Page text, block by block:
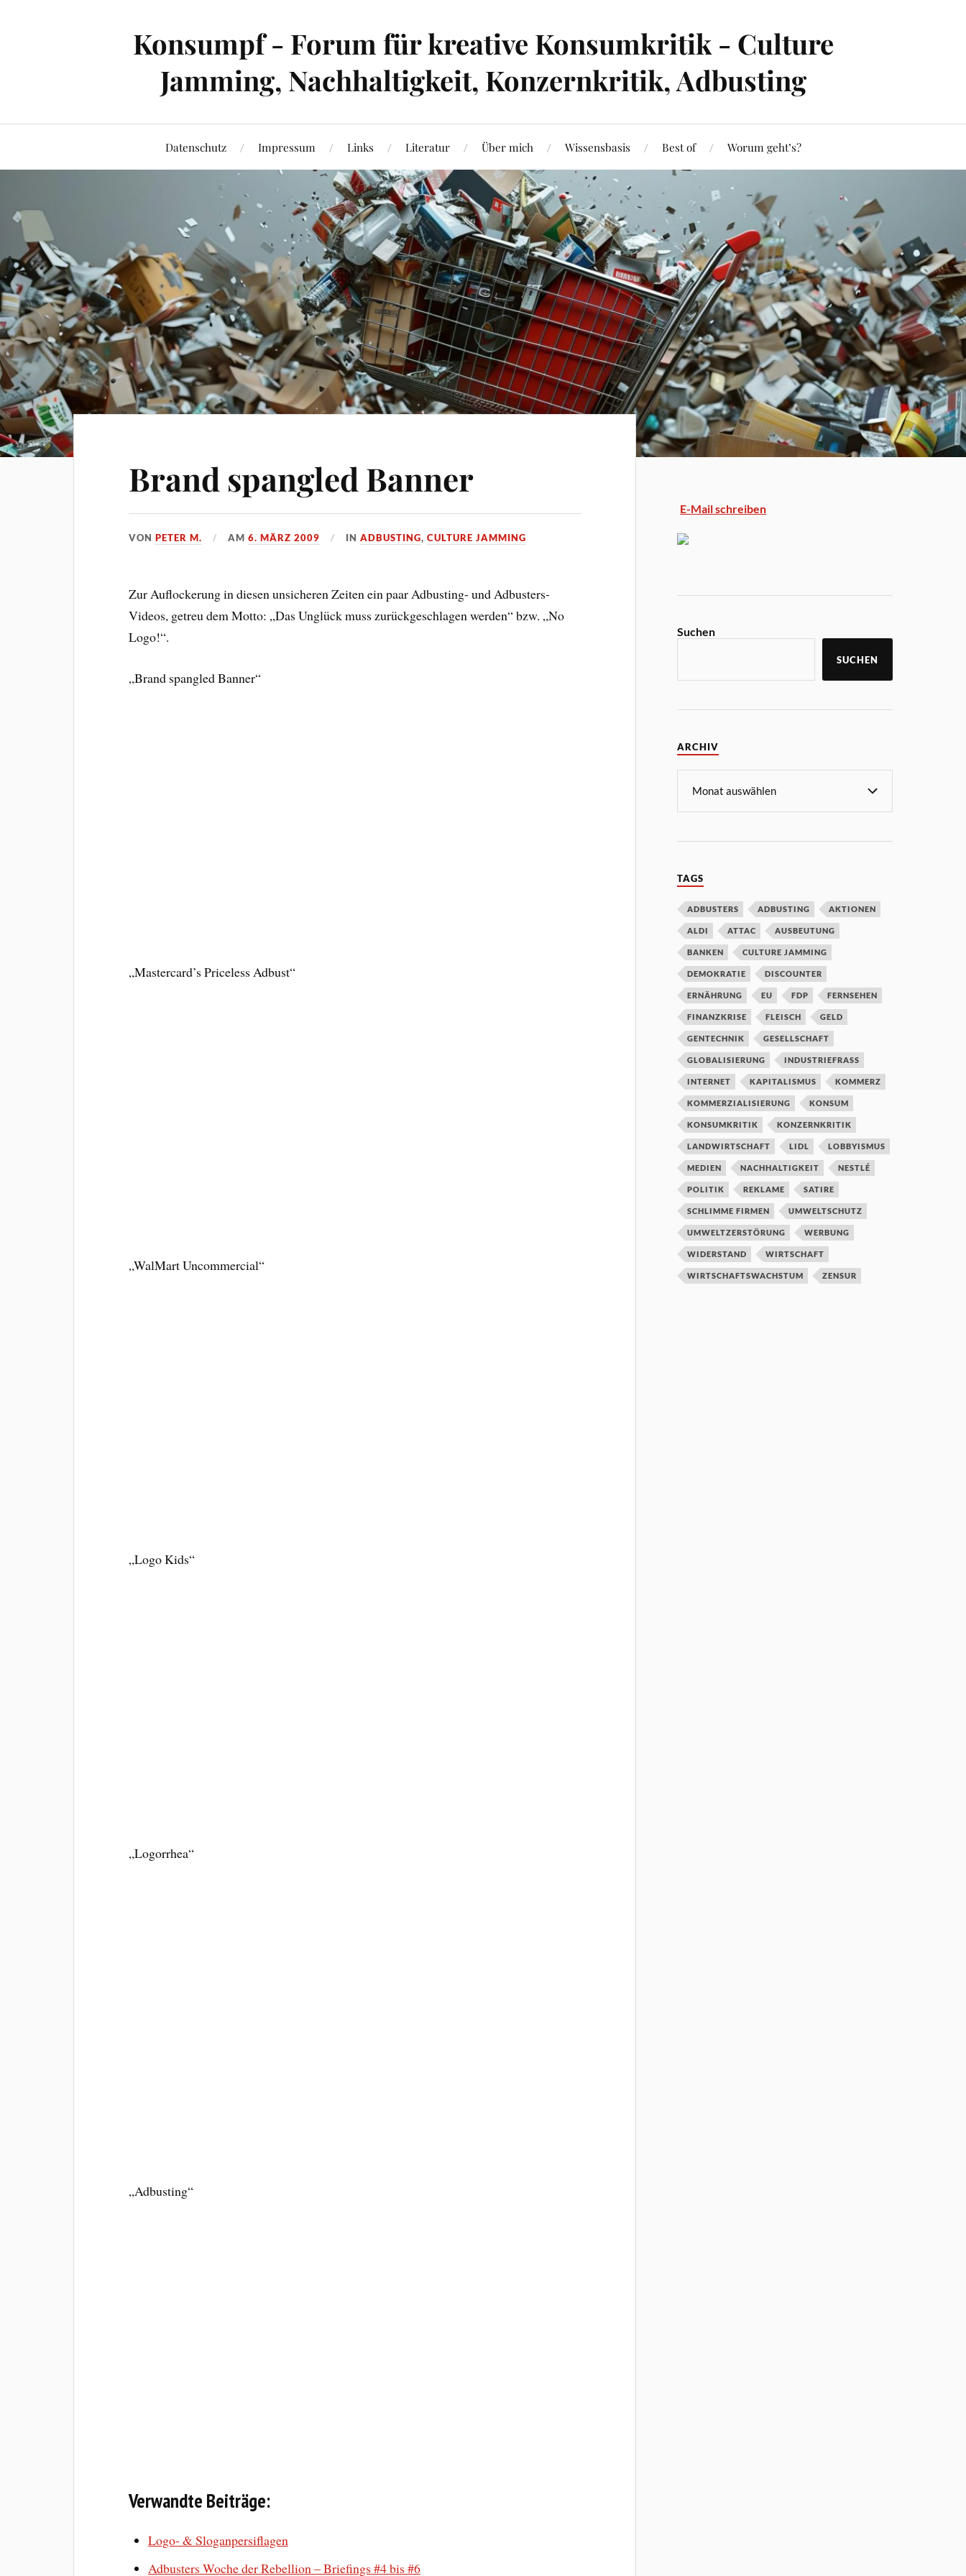
Konsumpf - Forum für kreative Konsumkritik - Culture
Jamming, Nachhaltigkeit, Konzernkritik, Adbusting
Datenschutz Impressum Links Literatur Über mich Wissensbasis Best of Worum geht’s?
Brand spangled Banner
VONPETER M. AM6. MÄRZ 2009 INADBUSTING,CULTURE JAMMING
Zur Auflockerung in diesen unsicheren Zeiten ein paar Adbusting- und Adbusters-
Videos, getreu dem Motto: „Das Unglück muss zurückgeschlagen werden“ bzw. „No
Logo!“.
„Brand spangled Banner“
„Mastercard’s Priceless Adbust“
„WalMart Uncommercial“
„Logo Kids“
„Logorrhea“
„Adbusting“
Verwandte Beiträge:
Logo- & Sloganpersiflagen
Adbusters Woche der Rebellion – Briefings #4 bis #6
E-Mail schreiben
Suchen
SUCHEN
ARCHIV
TAGS
ADBUSTERS ADBUSTING AKTIONEN
ALDI ATTAC AUSBEUTUNG
BANKEN CULTURE JAMMING
DEMOKRATIE DISCOUNTER
ERNÄHRUNG EU FDP FERNSEHEN
FINANZKRISE FLEISCH GELD
GENTECHNIK GESELLSCHAFT
GLOBALISIERUNG INDUSTRIEFRASS
INTERNET KAPITALISMUS KOMMERZ
KOMMERZIALISIERUNG KONSUM
KONSUMKRITIK KONZERNKRITIK
LANDWIRTSCHAFT LIDL LOBBYISMUS
MEDIEN NACHHALTIGKEIT NESTLÉ
POLITIK REKLAME SATIRE
SCHLIMME FIRMEN UMWELTSCHUTZ
UMWELTZERSTÖRUNG WERBUNG
WIDERSTAND WIRTSCHAFT
WIRTSCHAFTSWACHSTUM ZENSUR